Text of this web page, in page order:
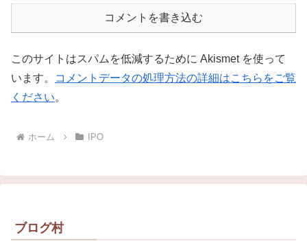
コメントを書き込む
このサイトはスパムを低減するために Akismet を使って
います。
コメントデータの処理方法の詳細はこちらをご覧
ください。
ホーム IPO
ブログ村